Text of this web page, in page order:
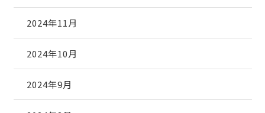
2024年11月
2024年10月
2024年9月